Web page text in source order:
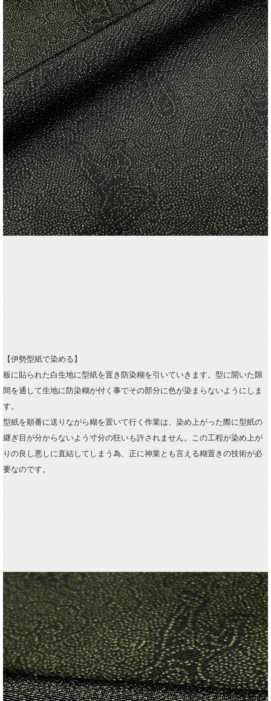
【伊勢型紙で染める】
板に貼られた白生地に型紙を置き防染糊を引いていきます。型に開いた隙
間を通して生地に防染糊が付く事でその部分に色が染まらないようにしま
す。
型紙を順番に送りながら糊を置いて行く作業は、染め上がった際に型紙の
継ぎ目が分からないよう寸分の狂いも許されません。この工程が染め上が
りの良し悪しに直結してしまう為、正に神業とも言える糊置きの技術が必
要なのです。